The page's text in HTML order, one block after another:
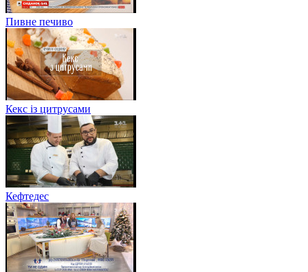
Пивне печиво
Кекс із цитрусами
Кефтедес